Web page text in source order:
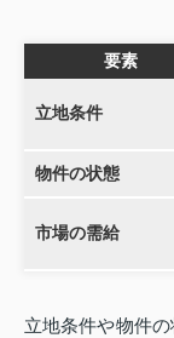
要素
立地条件
物件の状態
市場の需給
立地条件や物件